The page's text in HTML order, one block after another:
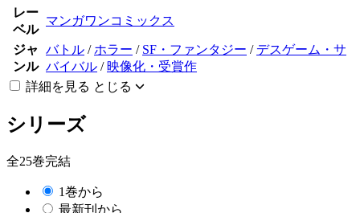
レー
ベル
マンガワンコミックス
ジャ
ンル
バトル / ホラー / SF・ファンタジー / デスゲーム・サ
バイバル / 映像化・受賞作
詳細を見る とじる
シリーズ
全25巻完結
1巻から
最新刊から